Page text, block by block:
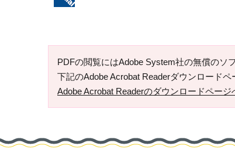
PDFの閲覧にはAdobe System社の無償のソ
下記のAdobe Acrobat Readerダウンロードペ
Adobe Acrobat Readerのダウンロードページ